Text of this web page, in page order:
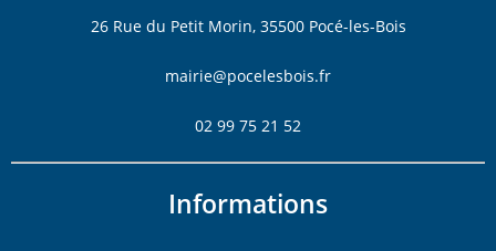
26 Rue du Petit Morin, 35500 Pocé-les-Bois
mairie@pocelesbois.fr
02 99 75 21 52
Informations